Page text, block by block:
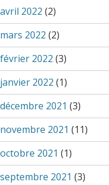
avril 2022 (2)
mars 2022 (2)
février 2022 (3)
janvier 2022 (1)
décembre 2021 (3)
novembre 2021 (11)
octobre 2021 (1)
septembre 2021 (3)